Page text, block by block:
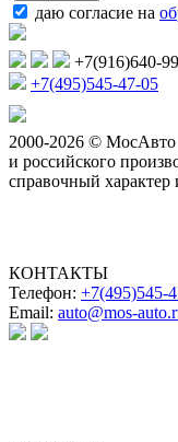
даю согласие на
+7(916)640-
+7(495)545-47-05
2000-2026 ©
и российского
справочный характер
КОНТАКТЫ
Телефон: +7(495)545-
Email: auto@mos-